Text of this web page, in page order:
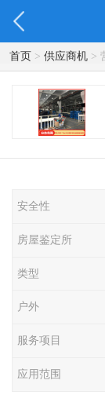
首页> 供应商机>
安全性
房屋鉴定所
类型
户外
服务项目
应用范围